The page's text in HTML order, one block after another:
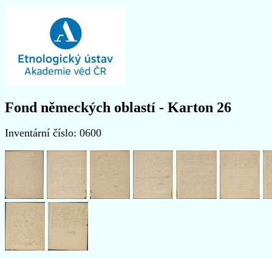
Fond německých oblastí - Karton 26
Inventární číslo: 0600